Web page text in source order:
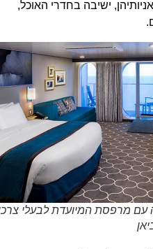
ישיבה בחדרי האוכל,
מרפסת המיועדת לבעלי צרכים